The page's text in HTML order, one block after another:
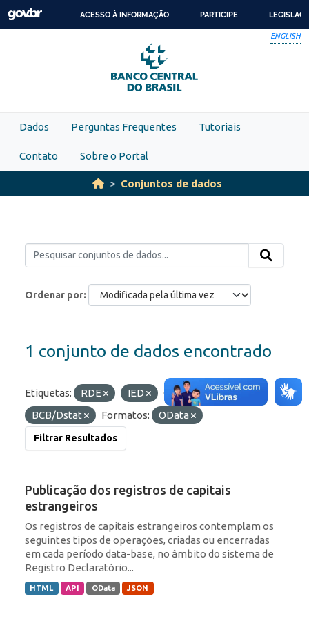
Skip to main content
PARA
O
CONTEÚDO
ACESSO À INFORMAÇÃO PARTICIPE
ENGLISH
Dados Perguntas Frequentes Tutoriais
Contato Sobre o Portal
Conjuntos de dados
Ordenar por
1 conjunto de dados encontrado
Etiquetas: RDE IED
Organizações:
BCB/Dstat
Formatos: OData
Filtrar Resultados
Publicação dos registros de capitais
estrangeiros
Os registros de capitais estrangeiros contemplam os
seguintes tipos de operações, criadas ou encerradas
em cada período data-base, no âmbito do sistema de
Registro Declaratório...
HTML API OData JSON